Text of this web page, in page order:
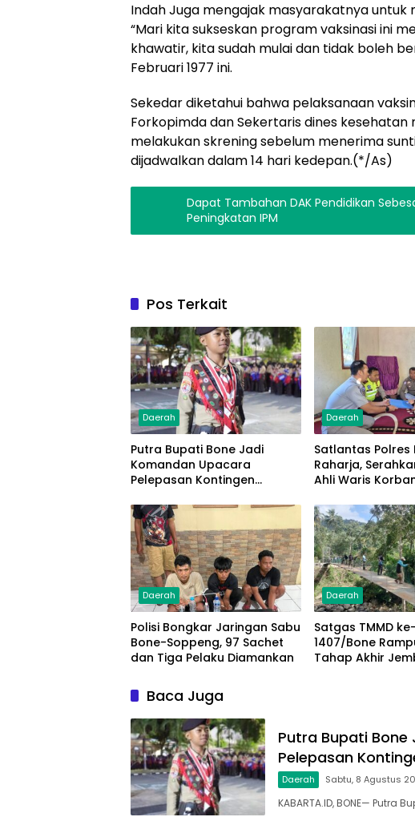
Indah Juga mengajak masyarakatnya untuk
“Mari kita sukseskan program vaksinasi ini
khawatir, kita sudah mulai dan tidak boleh
Februari 1977 ini.
Sekedar diketahui bahwa pelaksanaan
Forkopimda dan Sekertaris dines
melakukan skrening sebelum menerima
dijadwalkan dalam 14 hari kedepan.(*/As)
Dapat Tambahan DAK Pendidikan
Peningkatan IPM
Pos Terkait
Daerah
Putra Bupati Bone Jadi
Komandan Upacara
Pelepasan Kontingen
Daerah
Satlantas Polres
Raharja,
Ahli Waris
Juta
Daerah
Polisi Bongkar Jaringan Sabu
Bone-Soppeng, 97 Sachet
dan Tiga Pelaku Diamankan
Daerah
Satgas TMMD
1407/Bone
Tahap Akhir
Baca Juga
Putra Bupati
Pelepasan
Daerah Sabtu, 8 Agustus
KABARTA.ID, BONE— Putra